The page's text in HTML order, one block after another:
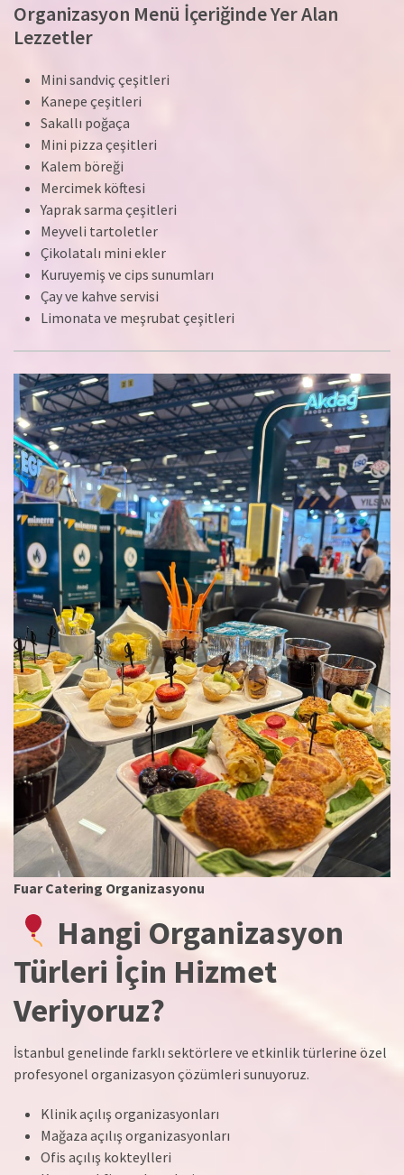
Organizasyon Menü İçeriğinde Yer Alan
Lezzetler
Mini sandviç çeşitleri
Kanepe çeşitleri
Sakallı poğaça
Mini pizza çeşitleri
Kalem böreği
Mercimek köftesi
Yaprak sarma çeşitleri
Meyveli tartoletler
Çikolatalı mini ekler
Kuruyemiş ve cips sunumları
Çay ve kahve servisi
Limonata ve meşrubat çeşitleri
Fuar Catering Organizasyonu
Hangi Organizasyon
Türleri İçin Hizmet
Veriyoruz?
İstanbul genelinde farklı sektörlere ve etkinlik türlerine özel
profesyonel organizasyon çözümleri sunuyoruz.
Klinik açılış organizasyonları
Mağaza açılış organizasyonları
Ofis açılış kokteylleri